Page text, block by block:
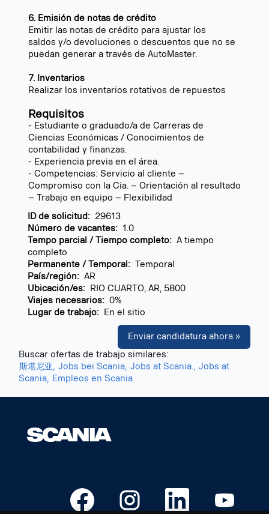
6. Emisión de notas de crédito
Emitir las notas de crédito para ajustar los
saldos y/o devoluciones o descuentos que no se
puedan generar a través de AutoMaster.
7. Inventarios
Realizar los inventarios rotativos de repuestos
Requisitos
- Estudiante o graduado/a de Carreras de
Ciencias Económicas / Conocimientos de
contabilidad y finanzas.
- Experiencia previa en el área.
- Competencias: Servicio al cliente –
Compromiso con la Cía. – Orientación al resultado
– Trabajo en equipo – Flexibilidad
ID de solicitud: 29613
Número de vacantes: 1.0
Tempo parcial / Tiempo completo: A tiempo
completo
Permanente / Temporal: Temporal
País/región: AR
Ubicación/es: RIO CUARTO, AR, 5800
Viajes necesarios: 0%
Lugar de trabajo: En el sitio
Enviar candidatura ahora »
Buscar ofertas de trabajo similares:
斯堪尼亚, Jobs bei Scania, Jobs at Scania., Jobs at
Scania, Empleos en Scania
e
a
e
S